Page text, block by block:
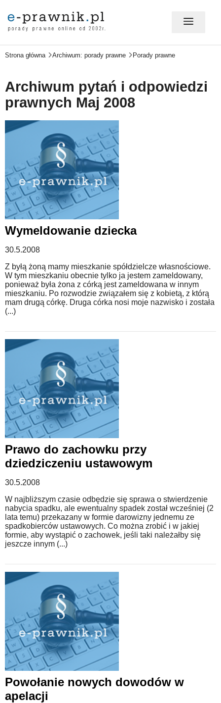
MÓJ E-PRAWNIK - LOGOWANIE
PORADY PRAWNE ONLINE
PRAWO NA CO DZIEŃ
PRAWO W BIZNESIE
ZMIANY W PRAWIE
FORUM PRAWNE
Strona główna Archiwum: porady prawne Porady prawne
Archiwum pytań i odpowiedzi
prawnych Maj 2008
Wymeldowanie dziecka
30.5.2008
Z byłą żoną mamy mieszkanie spółdzielcze własnościowe.
W tym mieszkaniu obecnie tylko ja jestem zameldowany,
ponieważ była żona z córką jest zameldowana w innym
mieszkaniu. Po rozwodzie związałem się z kobietą, z którą
mam drugą córkę. Druga córka nosi moje nazwisko i została
(...)
Prawo do zachowku przy
dziedziczeniu ustawowym
30.5.2008
W najbliższym czasie odbędzie się sprawa o stwierdzenie
nabycia spadku, ale ewentualny spadek został wcześniej (2
lata temu) przekazany w formie darowizny jednemu ze
spadkobierców ustawowych. Co można zrobić i w jakiej
formie, aby wystąpić o zachowek, jeśli taki należałby się
jeszcze innym (...)
Powołanie nowych dowodów w
apelacji